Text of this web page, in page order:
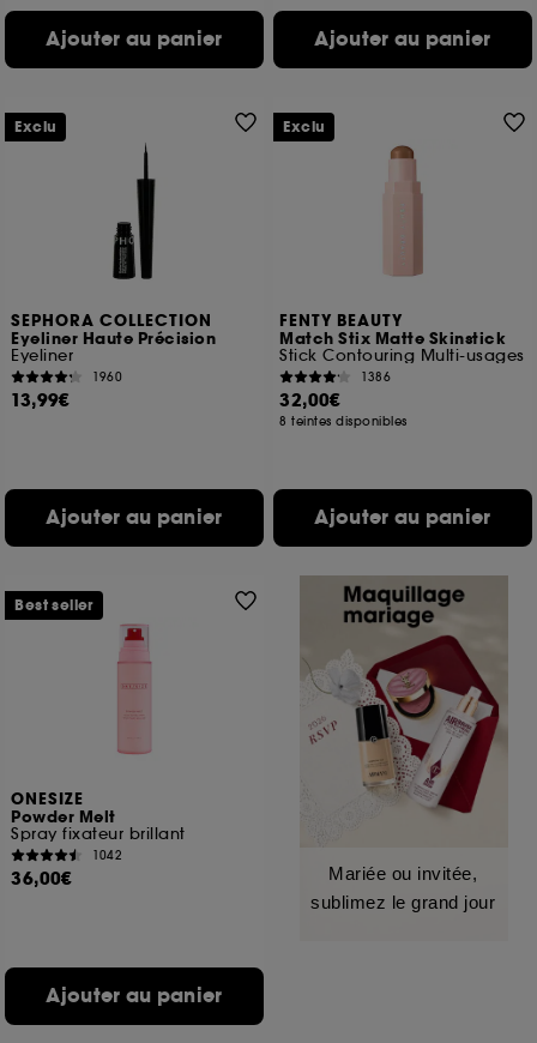
Ajouter au panier Ajouter au panier
SEPHORA COLLECTION
Eyeliner Haute Précision
Eyeliner
1960
13,99€
Ajouter au panier
Exclu
FENTY BEAUTY
Match Stix Matte Skinstick
Stick Contouring Multi-usages
1386
32,00€
8 teintes disponibles
Ajouter au panier
Exclu
ONESIZE
Powder Melt
Spray fixateur brillant
1042
36,00€
Ajouter au panier
Best seller
Mariée ou invitée,
sublimez le grand jour